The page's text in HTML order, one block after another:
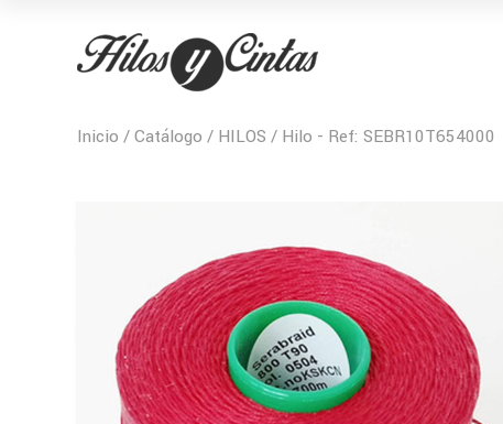
Inicio /Catálogo / HILOS / Hilo - Ref: SEBR10T654000